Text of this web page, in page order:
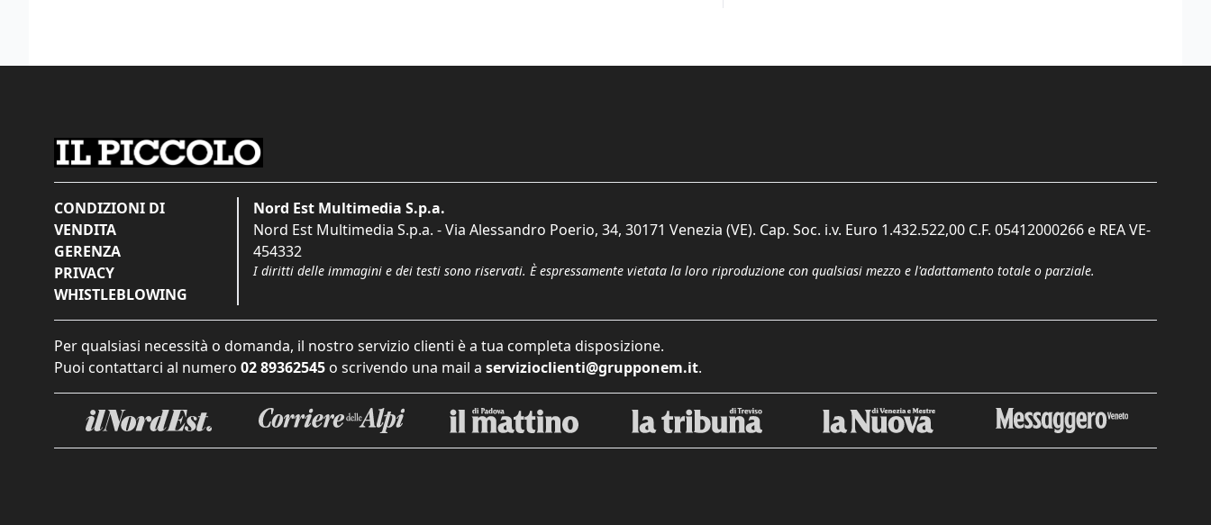
CONDIZIONI DI
VENDITA
GERENZA
PRIVACY
WHISTLEBLOWING
Nord Est Multimedia S.p.a.
Nord Est Multimedia S.p.a. - Via Alessandro Poerio, 34, 30171 Venezia (VE). Cap. Soc. i.v. Euro 1.432.522,00 C.F. 05412000266 e REA VE-
454332
I diritti delle immagini e dei testi sono riservati. È espressamente vietata la loro riproduzione con qualsiasi mezzo e l'adattamento totale o parziale.
Per qualsiasi necessità o domanda, il nostro servizio clienti è a tua completa disposizione.
Puoi contattarci al numero 02 89362545 o scrivendo una mail a servizioclienti@grupponem.it.